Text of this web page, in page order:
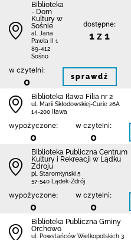
Biblioteka
- Dom
Kultury w
Sośnie
al. Jana
Pawła II 1
89-412
Sośno
dostępne:
1 z 1
w czytelni:
0 sprawdź
Biblioteka Iława Filia nr 2
ul. Marii Skłodowskiej-Curie 26A
14-200 Iława
wypożyczone:
0
w czytelni:
0
Biblioteka Publiczna Centrum
Kultury i Rekreacji w Lądku
Zdroju
pl. Staromłyński 5
57-540 Lądek-Zdrój
wypożyczone:
0
w czytelni:
0
Biblioteka Publiczna Gminy
Orchowo
ul. Powstańców Wielkopolskich 3